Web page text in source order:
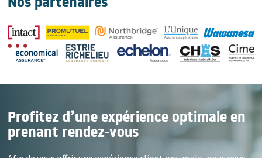
Profitez d’une expérience optimale en
prenant rendez-vous